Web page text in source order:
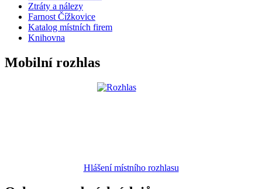
Ztráty a nálezy
Farnost Čížkovice
Katalog místních firem
Knihovna
Mobilní rozhlas
Hlášení místního rozhlasu